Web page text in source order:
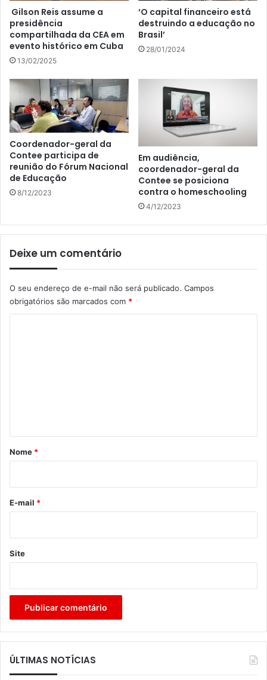
Gilson Reis assume a
presidência
compartilhada da CEA em
evento histórico em Cuba
13/02/2025
‘O capital financeiro está
destruindo a educação no
Brasil’
28/01/2024
Coordenador-geral da
Contee participa de
reunião do Fórum Nacional
de Educação
8/12/2023
Em audiência,
coordenador-geral da
Contee se posiciona
contra o homeschooling
4/12/2023
Deixe um comentário
O seu endereço de e-mail não será publicado. Campos
obrigatórios são marcados com *
r
*
Nome *
E-mail *
Site
ÚLTIMAS NOTÍCIAS